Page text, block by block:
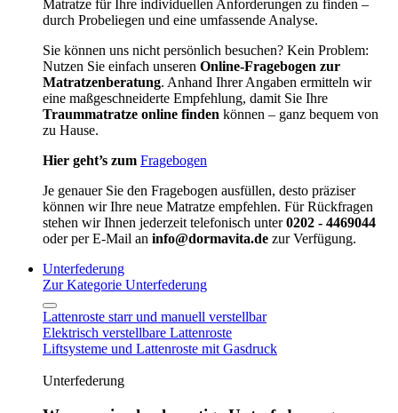
Matratze für Ihre individuellen Anforderungen zu finden –
durch Probeliegen und eine umfassende Analyse.
Sie können uns nicht persönlich besuchen? Kein Problem:
Nutzen Sie einfach unseren Online-Fragebogen zur
Matratzenberatung. Anhand Ihrer Angaben ermitteln wir
eine maßgeschneiderte Empfehlung, damit Sie Ihre
Traummatratze online finden können – ganz bequem von
zu Hause.
Hier geht’s zum Fragebogen
Je genauer Sie den Fragebogen ausfüllen, desto präziser
können wir Ihre neue Matratze empfehlen. Für Rückfragen
stehen wir Ihnen jederzeit telefonisch unter0202 - 4469044
oder per E-Mail an info@dormavita.de zur Verfügung.
Unterfederung
Zur Kategorie Unterfederung
Lattenroste starr und manuell verstellbar
Elektrisch verstellbare Lattenroste
Liftsysteme und Lattenroste mit Gasdruck
Unterfederung